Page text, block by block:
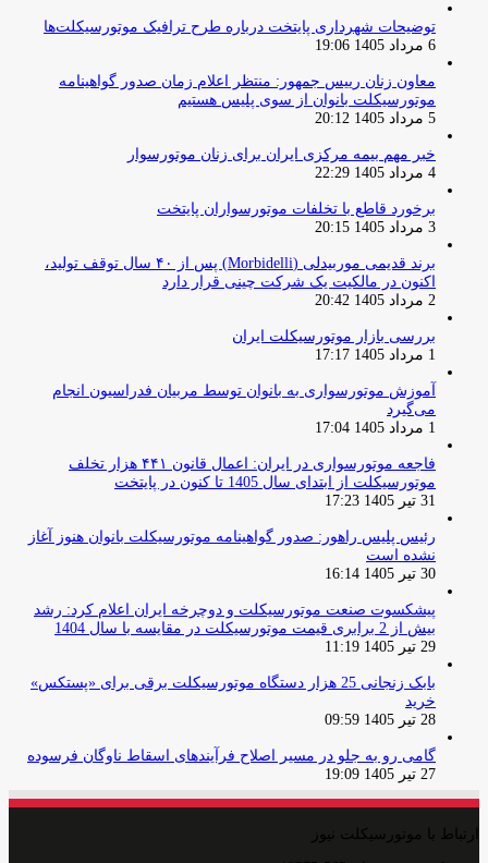
توضیحات شهرداری پایتخت درباره طرح ترافیک موتورسیکلت‌ها
6 مرداد 1405 19:06
معاون زنان رییس جمهور: منتظر اعلام زمان صدور گواهینامه
موتورسیکلت بانوان از سوی پلیس هستیم
5 مرداد 1405 20:12
خبر مهم بیمه مرکزی ایران برای زنان موتورسوار
4 مرداد 1405 22:29
برخورد قاطع با تخلفات موتورسواران پایتخت
3 مرداد 1405 20:15
برند قدیمی موربیدلی (Morbidelli) پس از ۴۰ سال توقف تولید،
اکنون در مالکیت یک شرکت چینی قرار دارد
2 مرداد 1405 20:42
بررسی بازار موتورسیکلت ایران
1 مرداد 1405 17:17
آموزش موتورسواری به بانوان توسط مربیان فدراسیون انجام
می‌گیرد
1 مرداد 1405 17:04
فاجعه موتورسواری در ایران: اعمال قانون ۴۴۱ هزار تخلف
موتورسیکلت از ابتدای سال 1405 تا کنون در پایتخت
31 تیر 1405 17:23
رئیس پلیس راهور: صدور گواهینامه موتورسیکلت بانوان هنوز آغاز
نشده است
30 تیر 1405 16:14
پیشکسوت صنعت موتورسیکلت و دوچرخه ایران اعلام کرد: رشد
بیش از 2 برابری قیمت موتورسیکلت در مقایسه با سال 1404
29 تیر 1405 11:19
بابک زنجانی 25 هزار دستگاه موتورسیکلت برقی برای «پستکس»
خرید
28 تیر 1405 09:59
گامی رو به جلو در مسیر اصلاح فرآیندهای اسقاط ناوگان فرسوده
27 تیر 1405 19:09
ارتباط با موتورسیکلت نیوز